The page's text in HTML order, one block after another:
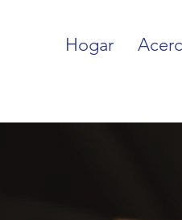
Hogar